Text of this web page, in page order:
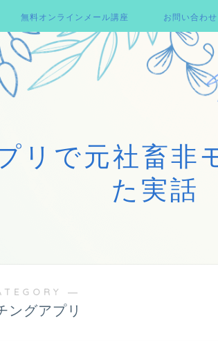
無料オンラインメール講座 お問い合わせ
リで元社畜非
た実話
―
ングアプリ